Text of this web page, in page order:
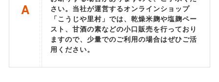
A
さい。当社が運営するオンラインショップ
「こうじや里村」では、乾燥米麹や塩麹ペー
スト、甘酒の素などの小口販売を行っており
ますので、少量でのご利用の場合はぜひご活
用ください。